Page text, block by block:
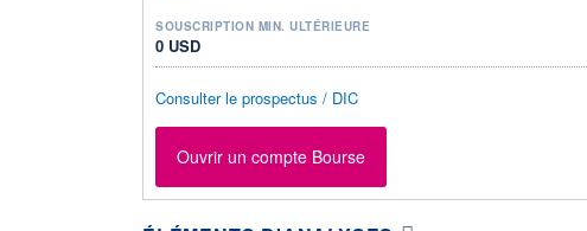
SOUSCRIPTION MIN. ULTÉRIEURE
0 USD
Consulter le prospectus / DIC
Ouvrir un compte Bourse